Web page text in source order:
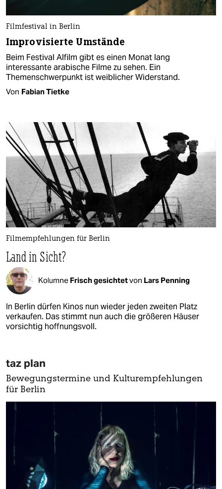
Filmfestival in Berlin
Improvisierte Umstände
Beim Festival Alfilm gibt es einen Monat lang
interessante arabische Filme zu sehen. Ein
Themenschwerpunkt ist weiblicher Widerstand.
Von Fabian Tietke
Filmempfehlungen für Berlin
Land in Sicht?
Kolumne Frisch gesichtetvon Lars Penning
In Berlin dürfen Kinos nun wieder jeden zweiten Platz
verkaufen. Das stimmt nun auch die größeren Häuser
vorsichtig hoffnungsvoll.
taz plan
Bewegungstermine und Kulturempfehlungen
für Berlin